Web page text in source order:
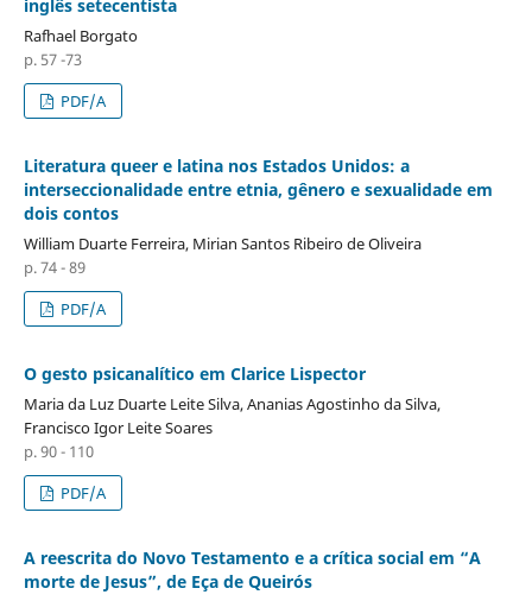
inglês setecentista
Rafhael Borgato
p. 57 -73
PDF/A
Literatura queer e latina nos Estados Unidos: a
interseccionalidade entre etnia, gênero e sexualidade em
dois contos
William Duarte Ferreira, Mirian Santos Ribeiro de Oliveira
p. 74 - 89
PDF/A
O gesto psicanalítico em Clarice Lispector
Maria da Luz Duarte Leite Silva, Ananias Agostinho da Silva,
Francisco Igor Leite Soares
p. 90 - 110
PDF/A
A reescrita do Novo Testamento e a crítica social em “A
morte de Jesus”, de Eça de Queirós